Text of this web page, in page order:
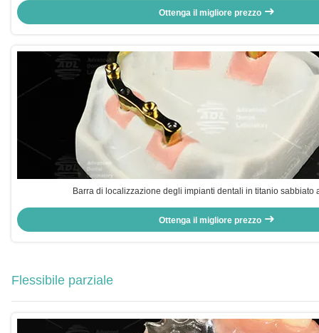
Ottenga il migliore prezzo
Barra di localizzazione degli impianti dentali in titanio sabbiato
Ottenga il migliore prezzo
Flessibile parziale